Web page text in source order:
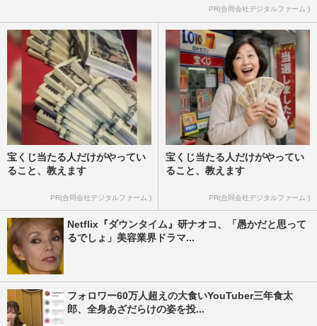
PR(合同会社デジタルファーム )
宝くじ当たる人だけがやってい
ること、教えます
PR(合同会社デジタルファーム )
宝くじ当たる人だけがやってい
ること、教えます
PR(合同会社デジタルファーム )
Netflix『ダウンタイム』研ナオコ、「愚かだと思って
るでしょ」美容業界ドラマ...
フォロワー60万人超えの大食いYouTuber三年食太
郎、全身あざだらけの姿を投...